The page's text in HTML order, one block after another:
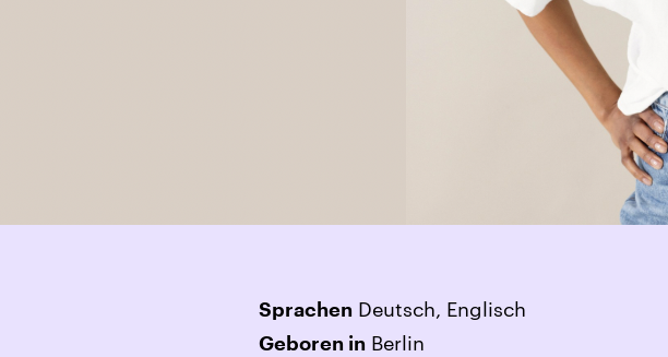
Sprachen Deutsch, Englisch
Geboren in Berlin